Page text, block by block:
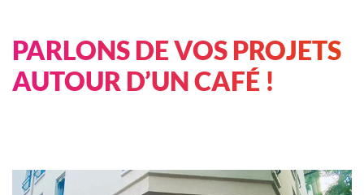
PARLONS DE VOS PROJETS
AUTOUR D’UN CAFÉ !